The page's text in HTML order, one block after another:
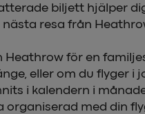
biljett hjälper
resa från
Heathrow för en
eller om du flyger i
i kalendern i
organiserad med din